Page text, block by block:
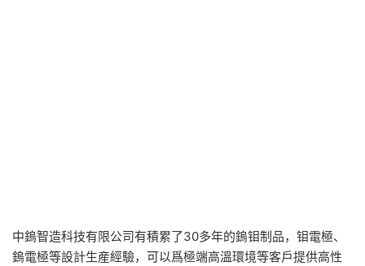
中鎢智造科技有限公司有積累了30多年的鎢钼制品，钼電極、
鎢電極等設計生産經驗，可以爲極端高溫環境等客戶提供高性